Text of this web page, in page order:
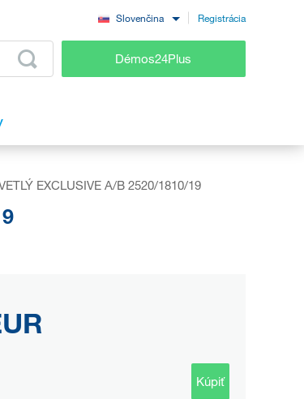
Slovenčina Registrácia
Démos24Plus
EXCLUSIVE A/B 2520/1810/19
Kúpiť